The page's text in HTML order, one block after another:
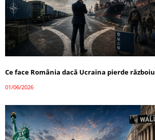
Ce face România dacă Ucraina pierde
01/06/2026